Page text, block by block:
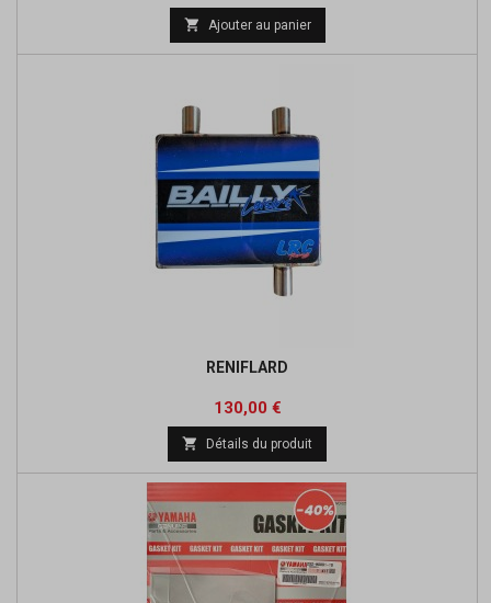
base
 Ajouter au panier
RENIFLARD
Prix
130,00 €
 Détails du produit